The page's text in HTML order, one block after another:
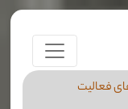
فعالیت